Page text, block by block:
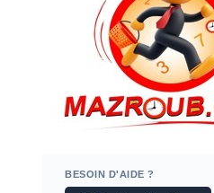
BESOIN D'AIDE ?